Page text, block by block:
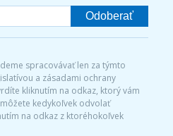
Odoberať
spracovávať len za týmto
a zásadami ochrany
kliknutím na odkaz, ktorý vám
kedykoľvek odvolať
na odkaz z ktoréhokoľvek